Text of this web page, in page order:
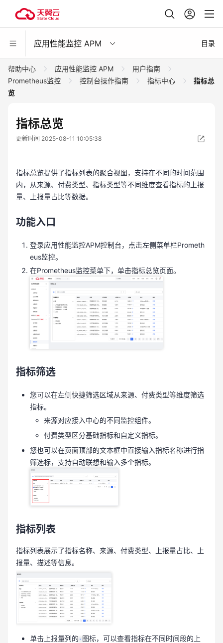
应用性能监控 APM 目录
帮助中心 应用性能监控 APM
用户指南
Prometheus监控
控制台操作指南 指标中心
指标总
览
指标总览
更新时间 2025-08-11 10:05:38
指标总览提供了指标列表的聚合视图，支持在不同的时间范围
内，从来源、付费类型、指标类型等不同维度查看指标的上报
量、上报量占比等数据。
功能入口
登录应用性能监控APM控制台，点击左侧菜单栏Prometh
eus监控。
在Prometheus监控菜单下，单击指标总览页面。
指标筛选
您可以在左侧快捷筛选区域从来源、付费类型等维度筛选
指标。
来源对应接入中心的不同监控组件。
付费类型区分基础指标和自定义指标。
您也可以在页面顶部的文本框中直接输入指标名称进行指
筛选标，支持自动联想和输入多个指标。
指标列表
指标列表展示了指标名称、来源、付费类型、上报量占比、上
报量、描述等信息。
单击上报量列的 图标，可以查看指标在不同时间段的上